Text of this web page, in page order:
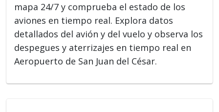
mapa 24/7 y comprueba el estado de los
aviones en tiempo real. Explora datos
detallados del avión y del vuelo y observa los
despegues y aterrizajes en tiempo real en
Aeropuerto de San Juan del César.